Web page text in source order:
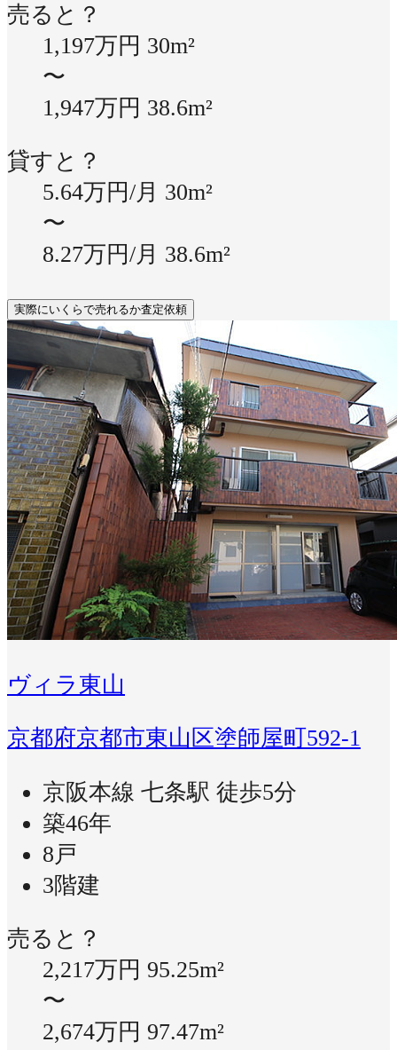
売ると？
1,197万円 30m²
〜
1,947万円 38.6m²
貸すと？
5.64万円/月 30m²
〜
8.27万円/月 38.6m²
実際にいくらで売れるか査定依頼
ヴィラ東山
京都府京都市東山区塗師屋町592-1
京阪本線 七条駅 徒歩5分
築46年
8戸
3階建
売ると？
2,217万円 95.25m²
〜
2,674万円 97.47m²